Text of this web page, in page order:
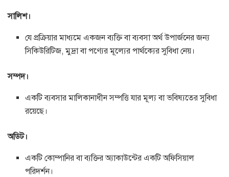
সালিশ।
যে প্রক্রিয়ার মাধ্যমে একজন ব্যক্তি বা ব্যবসা অর্থ উপার্জনের জন্য
সিকিউরিটিজ, মুদ্রা বা পণ্যের মূল্যের পার্থক্যের সুবিধা নেয়।
সম্পদ।
একটি ব্যবসার মালিকানাধীন সম্পত্তি যার মূল্য বা ভবিষ্যতের সুবিধা
রয়েছে।
অডিট।
একটি কোম্পানির বা ব্যক্তির অ্যাকাউন্টের একটি অফিসিয়াল
পরিদর্শন।